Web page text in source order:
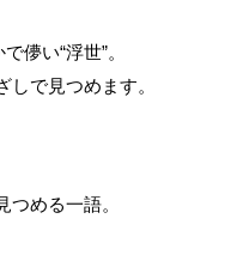
儚い“浮世”。
で見つめます。
める一語。